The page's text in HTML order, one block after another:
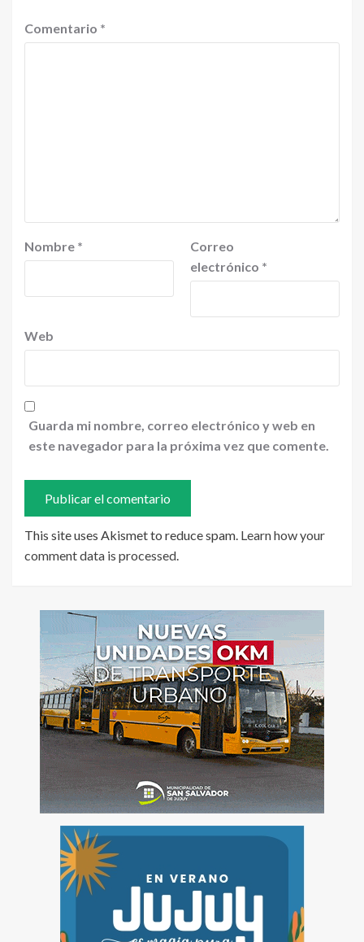
Comentario *
Nombre *
Correo
electrónico *
Web
Guarda mi nombre, correo electrónico y web en
este navegador para la próxima vez que comente.
This site uses Akismet to reduce spam. Learn how your
comment data is processed.